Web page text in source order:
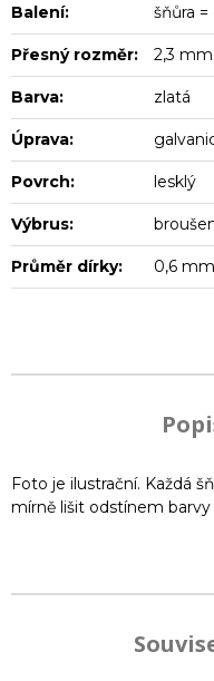
Balení: šňůra
Přesný rozměr: 2,3 mm
Barva: zlatá
Úprava:
Povrch: lesklý
Výbrus:
Průměr dírky: 0,6 mm
Foto je ilustrační. Každá
mírně lišit odstínem barvy